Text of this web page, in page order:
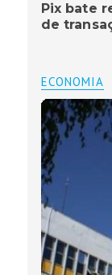
Pix bate
de
ECONOMIA